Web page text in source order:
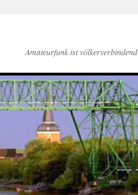
Amateurfunk ist völkerverbindend